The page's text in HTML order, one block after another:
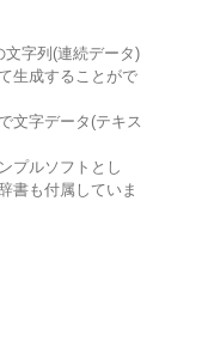
字列(連続データ)
生成することがで
文字データ(テキス
プルソフトとし
書も付属していま